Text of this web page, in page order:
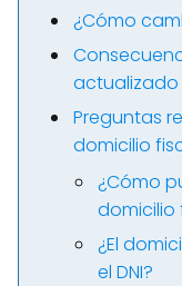
¿Cómo
actualizado
Preguntas
domicilio
¿Cómo
domicilio
¿El
el DNI?